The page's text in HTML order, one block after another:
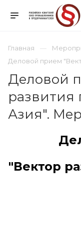
Главная
Деловой прием
Деловой
развития
Азия".
"Вектор